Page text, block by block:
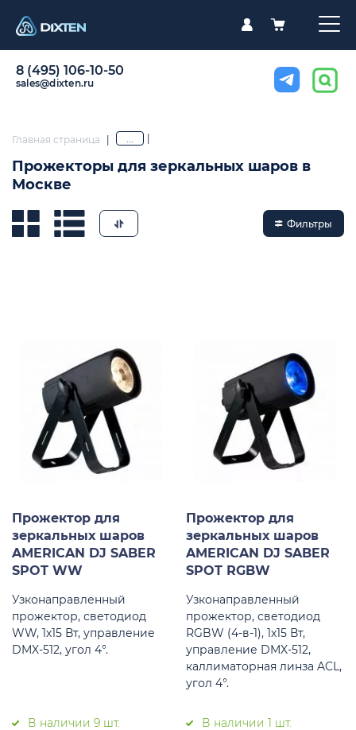
8 (495) 106-10-50
sales@dixten.ru
Главная страница | ...
Прожекторы для зеркальных шаров в
Москве
Фильтры
Прожектор для
зеркальных шаров
AMERICAN DJ SABER
SPOT WW
Узконаправленный
прожектор, светодиод
WW, 1х15 Вт, управление
DMX-512, угол 4°.
В наличии 9 шт.
Прожектор для
зеркальных шаров
AMERICAN DJ SABER
SPOT RGBW
Узконаправленный
прожектор, светодиод
RGBW (4-в-1), 1х15 Вт,
управление DMX-512,
каллиматорная линза ACL,
угол 4°.
В наличии 1 шт.